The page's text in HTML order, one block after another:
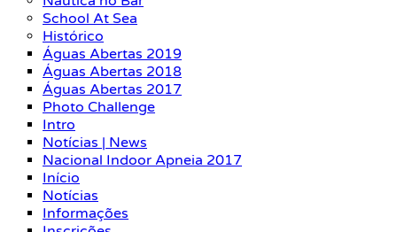
School At Sea
Histórico
Águas Abertas 2019
Águas Abertas 2018
Águas Abertas 2017
Photo Challenge
Intro
Notícias | News
Nacional Indoor Apneia 2017
Início
Notícias
Informações